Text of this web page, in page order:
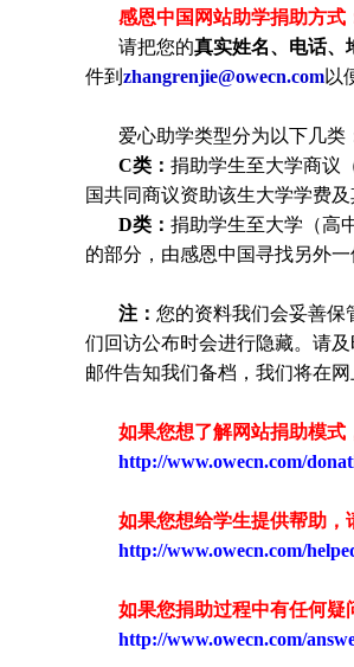
感恩中国网站助学捐助方式
请把您的真实姓名、电话、
件到 zhangrenjie@owecn.com以
爱心助学类型分为以下几类
C类： 捐助学生至大学商议
国共同商议资助该生大学学费
D类： 捐助学生至大学（高
的部分，由感恩中国寻找另外
注： 您的资料我们会妥善保
们回访公布时会进行隐藏。请
邮件告知我们备档，我们将在网
如果您想了解网站捐助模式
http://www.owecn.com/
如果您想给学生提供帮助，
http://www.owecn.com/
如果您捐助过程中有任何疑
http://www.owecn.com/